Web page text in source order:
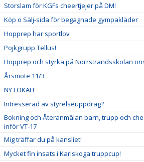
Storslam för KGFs cheertjejer på DM!
Köp o Sälj-sida för begagnade gympakläder
Hopprep har sportlov
Pojkgrupp Tellus!
Hopprep och styrka på Norrstrandsskolan
Årsmöte 11/3
NY LOKAL!
Intresserad av styrelseuppdrag?
Bokning och Återanmälan barn, trupp och
inför VT-17
Mig träffar du på kansliet!
Mycket fin insats i Karlskoga truppcup!